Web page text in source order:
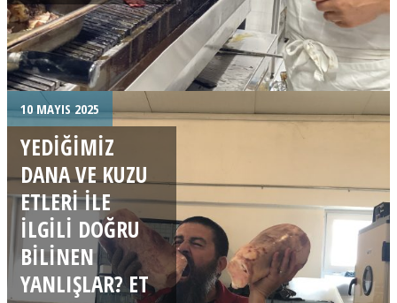
10 MAYIS 2025
YEDIĞIMIZ
DANA VE KUZU
ETLERI ILE
ILGILI DOĞRU
BILINEN
YANLIŞLAR? ET